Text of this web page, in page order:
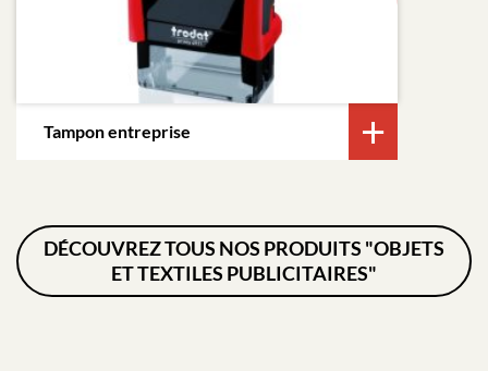
Tampon entreprise
DÉCOUVREZ TOUS NOS PRODUITS "OBJETS
ET TEXTILES PUBLICITAIRES"